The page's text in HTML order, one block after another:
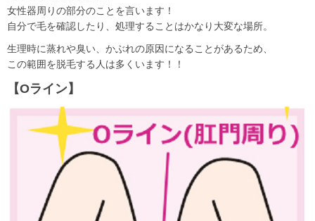
女性器周りの部分のことを言います！
自分で毛を確認したり、処理することはかなり大変な場所。
生理時に蒸れや臭い、かぶれの原因になることがあるため、
この範囲を脱毛する人は多くいます！！
【Oライン】